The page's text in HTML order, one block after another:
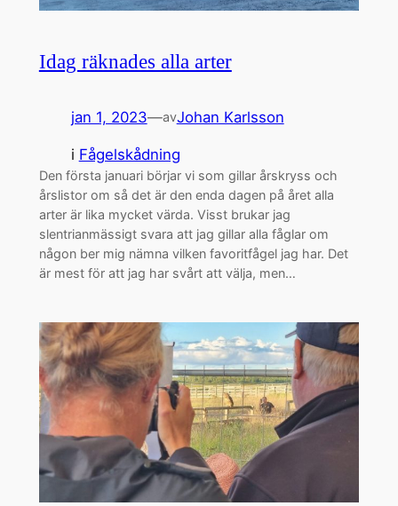
Idag räknades alla arter
jan 1, 2023—avJohan Karlsson
i Fågelskådning
Den första januari börjar vi som gillar årskryss och
årslistor om så det är den enda dagen på året alla
arter är lika mycket värda. Visst brukar jag
slentrianmässigt svara att jag gillar alla fåglar om
någon ber mig nämna vilken favoritfågel jag har. Det
är mest för att jag har svårt att välja, men…